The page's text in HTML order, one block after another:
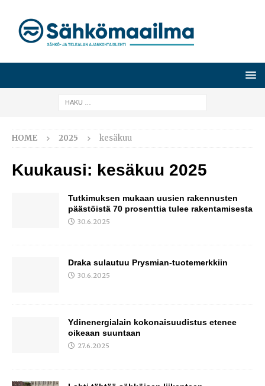
HOME 2025 kesäkuu
Kuukausi: kesäkuu 2025
Tutkimuksen mukaan uusien rakennusten
päästöistä 70 prosenttia tulee rakentamisesta
30.6.2025
Draka sulautuu Prysmian-tuotemerkkiin
30.6.2025
Ydinenergialain kokonaisuudistus etenee
oikeaan suuntaan
27.6.2025